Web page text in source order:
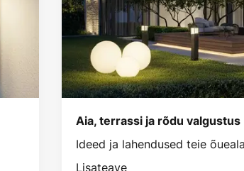
Aia, terrassi ja rõdu valgustus
Ideed ja lahendused teie
Lisateave